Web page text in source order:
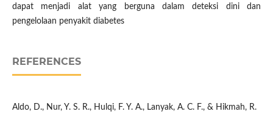
dapat menjadi alat yang berguna dalam deteksi dini dan
pengelolaan penyakit diabetes
REFERENCES
Aldo, D., Nur, Y. S. R., Hulqi, F. Y. A., Lanyak, A. C. F., & Hikmah, R.